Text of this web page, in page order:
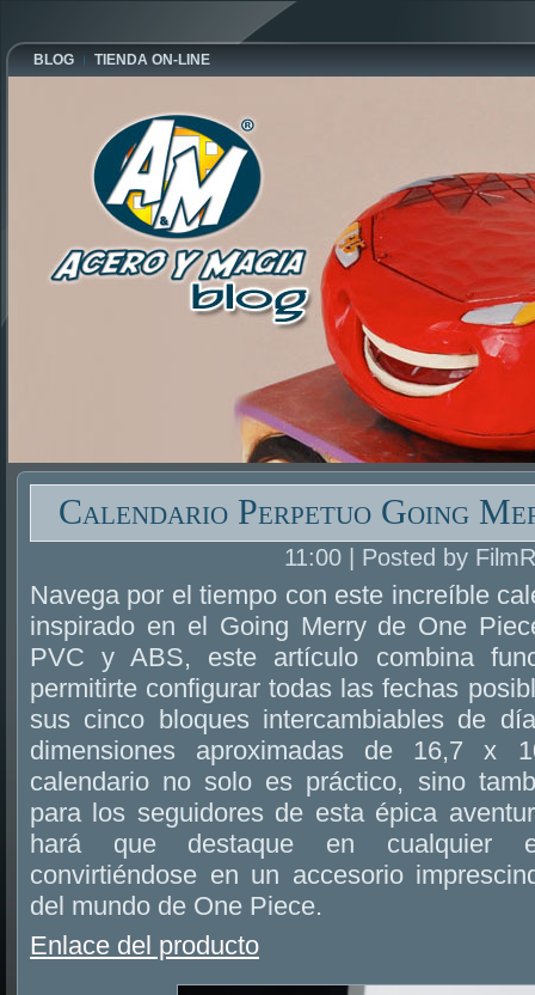
BLOG TIENDA ON-LINE
Calendario Perpetuo Going
11:00 | Posted by
Navega por el tiempo con este increíble
inspirado en el Going Merry de One
PVC y ABS, este artículo combina
permitirte configurar todas las fechas
sus cinco bloques intercambiables de
dimensiones aproximadas de 16,7 x
calendario no solo es práctico, sino
para los seguidores de esta épica
hará que destaque en cualquier
convirtiéndose en un accesorio
del mundo de One Piece.
Enlace del producto